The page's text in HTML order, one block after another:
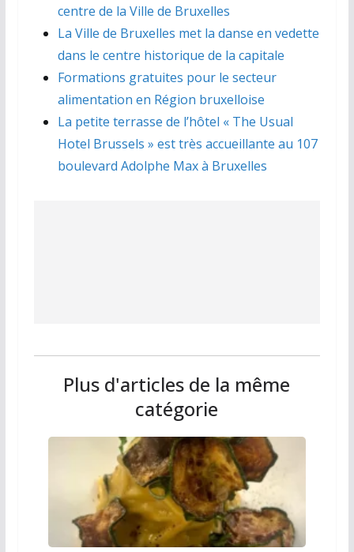
centre de la Ville de Bruxelles
La Ville de Bruxelles met la danse en vedette
dans le centre historique de la capitale
Formations gratuites pour le secteur
alimentation en Région bruxelloise
La petite terrasse de l’hôtel « The Usual
Hotel Brussels » est très accueillante au 107
boulevard Adolphe Max à Bruxelles
Plus d'articles de la même
catégorie